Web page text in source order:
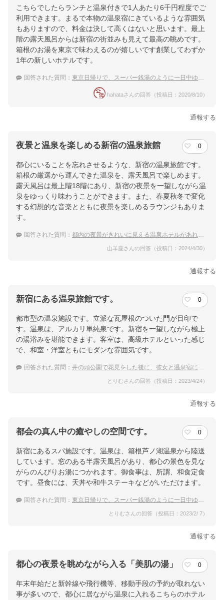
こちらでしたらランチと温泉付きで1人あたり6千円程度でご
利用できます。まるで本物の温泉宿にきているような雰囲気
もありますので、料金は決して高くはないと思います。最上
階の露天風呂からは新宿の街並みも見えて最高の眺めです。
箱根のお湯を東京で味わえるのが嬉しいです創業してわずか
1年の新しいホテルです。
回答された質問： 東京日帰りで、スーパー銭湯のように一日中ゆっくり過ごせる温泉宿はどこ？
hahataさんの回答（投稿日：2020/8/10）
通報する
夜景と温泉を楽しめる新宿の温泉旅館 0
都心にいることを忘れさせるような、新宿の温泉旅館です。
箱根の厳選から運んできた温泉を、露天風呂で楽しめます。
露天風呂は最上階18階にあり、新宿の夜景を一望しながら温
泉をゆっくり味わうことができます。また、春夏秋冬で変化
する幻想的な音楽とともに夜景を楽しめるラウンジもありま
す。
回答された質問： 都内の夜景がきれいに見える温泉ホテルがあれば教えてください
山羊座さんの回答（投稿日：2024/4/30）
通報する
新宿にある温泉旅館です。 0
都市型の温泉施設です。立派な瓦屋根のついた門が目印で
す。温泉は、アルカリ単純泉です。新宿を一望しながら極上
の湯浴みを堪能できます。客室は、高級ホテルといった感じ
で、和室・洋室ともにモダンな雰囲気です。
回答された質問： 井の頭公園で花見をした後に、彼女と温泉宿に行きたいです。
とりむさんの回答（投稿日：2023/4/24）
通報する
都会の真ん中の癒やしの空間です。 0
新宿にあるスパ施設です。温泉は、箱根芦ノ湖温泉から陸送
しています。窓のある半露天風呂があり、都心の景色を見な
がらのんびりお湯につかれます。御食事は、所謂、和食定食
です。昼食には、天丼や和牛ステーキなどがいただけます。
回答された質問： 東京日帰りで、スーパー銭湯のように一日中ゆっくり過ごせる温泉宿はどこ？
とりむさんの回答（投稿日：2023/2/ 7）
通報する
都心の夜景を眺めながら入る「美肌の湯」 0
年末年始だと新幹線や飛行機等、移動手段の予約が取れない
事が多いので、都心に居ながら温泉に入れるこちらのホテル